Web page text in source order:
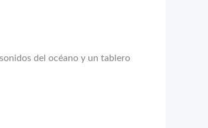
del océano y un tablero